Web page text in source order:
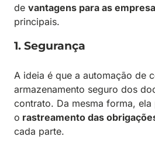
de vantagens para as
principais.
1. Segurança
A ideia é que a automação de
armazenamento seguro dos
contrato. Da mesma forma, ela
o rastreamento das
cada parte.